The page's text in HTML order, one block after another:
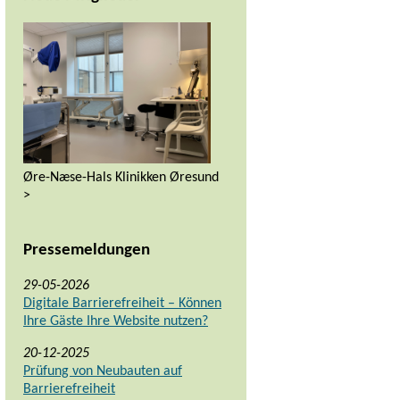
Øre-Næse-Hals Klinikken Øresund
>
Pressemeldungen
29-05-2026
Digitale Barrierefreiheit – Können
Ihre Gäste Ihre Website nutzen?
20-12-2025
Prüfung von Neubauten auf
Barrierefreiheit